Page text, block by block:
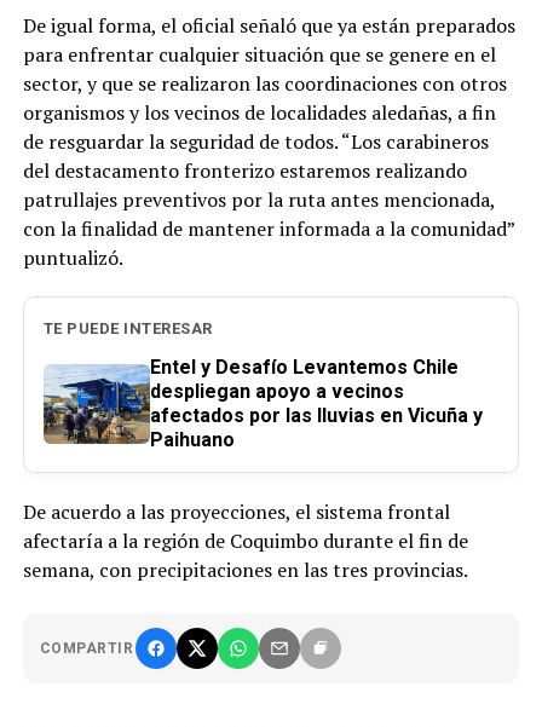
De igual forma, el oficial señaló que ya están preparados
para enfrentar cualquier situación que se genere en el
sector, y que se realizaron las coordinaciones con otros
organismos y los vecinos de localidades aledañas, a fin
de resguardar la seguridad de todos. “Los carabineros
del destacamento fronterizo estaremos realizando
patrullajes preventivos por la ruta antes mencionada,
con la finalidad de mantener informada a la comunidad”
puntualizó.
TE PUEDE INTERESAR
Entel y Desafío Levantemos Chile
despliegan apoyo a vecinos
afectados por las lluvias en Vicuña y
Paihuano
De acuerdo a las proyecciones, el sistema frontal
afectaría a la región de Coquimbo durante el fin de
semana, con precipitaciones en las tres provincias.
COMPARTIR